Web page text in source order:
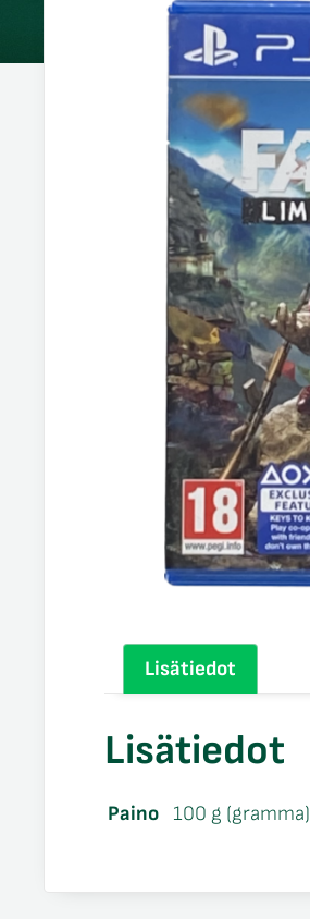
Lisätiedot
Lisätiedot
Paino 100 g (gramma)